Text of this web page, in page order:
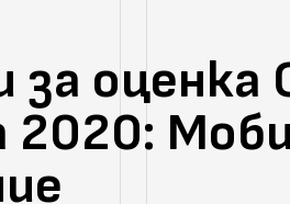
за оценка
2020: